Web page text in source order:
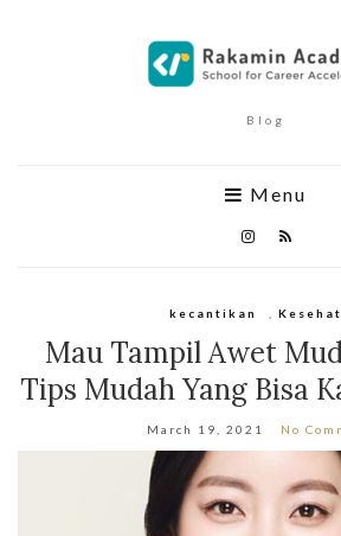
Blog
Menu
kecantikan
Mau Tampil Awet
Tips Mudah Yang Bisa
March 19, 2021 No